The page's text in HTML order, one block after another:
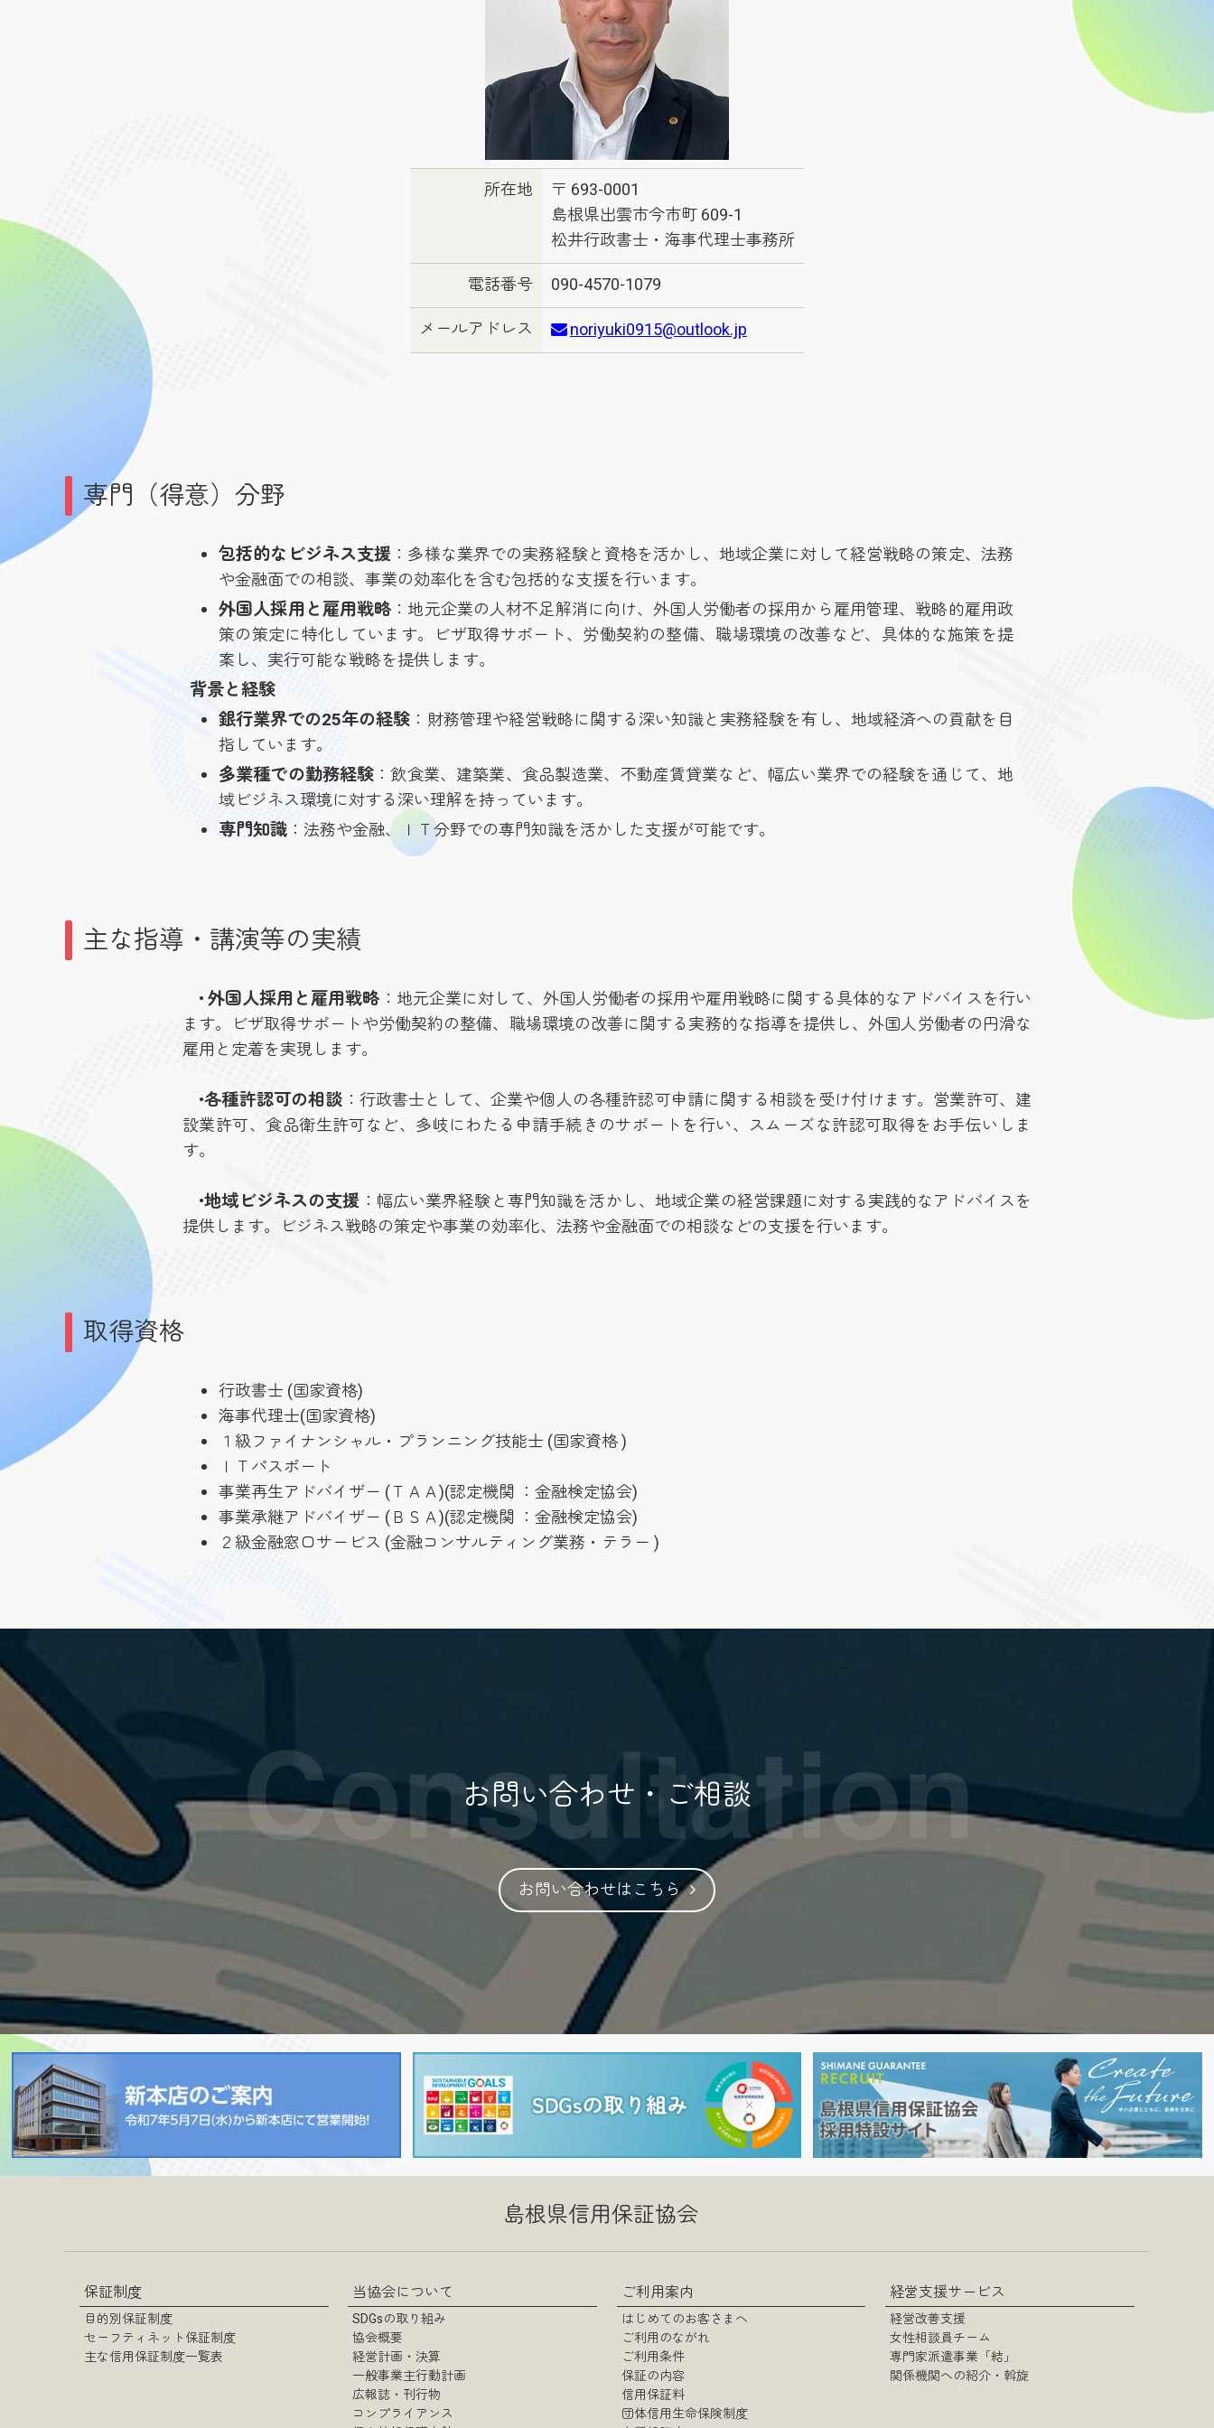
所在地
〒 693-0001
島根県出雲市今市町 609-1
松井行政書士・海事代理士事務所
電話番号
090-4570-1079
メールアドレス
noriyuki0915@outlook.jp
専門（得意）分野
包括的なビジネス支援 ：多様な業界での実務経験と資格を活かし、地域企業に対して経営戦略の策定、法務
や金融面での相談、事業の効率化を含む包括的な支援を行います。
外国人採用と雇用戦略 ：地元企業の人材不足解消に向け、外国人労働者の採用から雇用管理、戦略的雇用政
策の策定に特化しています。ビザ取得サポート、労働契約の整備、職場環境の改善など、具体的な施策を提
案し、実行可能な戦略を提供します。
背景と経験
銀行業界での25年の経験 ：財務管理や経営戦略に関する深い知識と実務経験を有し、地域経済への貢献を目
指しています。
多業種での勤務経験 ：飲食業、建築業、食品製造業、不動産賃貸業など、幅広い業界での経験を通じて、地
域ビジネス環境に対する深い理解を持っています。
専門知識 ：法務や金融、ＩＴ分野での専門知識を活かした支援が可能です。
主な指導・講演等の実績
•外国人採用と雇用戦略 ：地元企業に対して、外国人労働者の採用や雇用戦略に関する具体的なアドバイスを行い
ます。ビザ取得サポートや労働契約の整備、職場環境の改善に関する実務的な指導を提供し、外国人労働者の円滑な
雇用と定着を実現します。
•各種許認可の相談 ：行政書士として、企業や個人の各種許認可申請に関する相談を受け付けます。営業許可、建
設業許可、食品衛生許可など、多岐にわたる申請手続きのサポートを行い、スムーズな許認可取得をお手伝いしま
す。
•地域ビジネスの支援 ：幅広い業界経験と専門知識を活かし、地域企業の経営課題に対する実践的なアドバイスを
提供します。ビジネス戦略の策定や事業の効率化、法務や金融面での相談などの支援を行います。
取得資格
行政書士 (国家資格)
海事代理士(国家資格)
１級ファイナンシャル・プランニング技能士 (国家資格 )
ＩＴパスポート
事業再生アドバイザー (ＴＡＡ)(認定機関 ：金融検定協会)
事業承継アドバイザー (ＢＳＡ)(認定機関 ：金融検定協会)
２級金融窓口サービス (金融コンサルティング業務・テラー )
お問い合わせ・ご相談
お問い合わせはこちら
島根県信用保証協会
保証制度
目的別保証制度
セーフティネット保証制度
主な信用保証制度一覧表
当協会について
SDGsの取り組み
協会概要
経営計画・決算
一般事業主行動計画
広報誌・刊行物
コンプライアンス
ご利用案内
はじめてのお客さまへ
ご利用のながれ
ご利用条件
保証の内容
信用保証料
団体信用生命保険制度
経営支援サービス
経営改善支援
女性相談員チーム
専門家派遣事業「結」
関係機関への紹介・斡旋